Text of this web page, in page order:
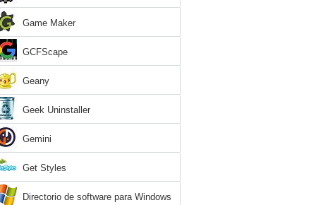
Game Maker
GCFScape
Geany
Geek Uninstaller
Gemini
Get Styles
Directorio de software para Windows